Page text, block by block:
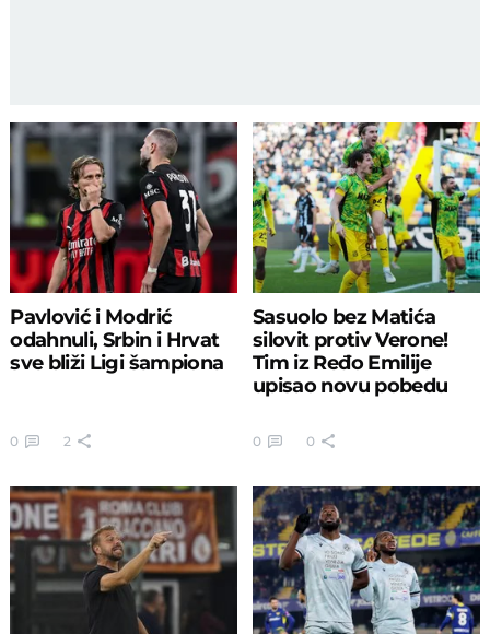
Pavlović i Modrić
odahnuli, Srbin i Hrvat
sve bliži Ligi šampiona
0 2
Sasuolo bez Matića
silovit protiv Verone!
Tim iz Ređo Emilije
upisao novu pobedu
0 0